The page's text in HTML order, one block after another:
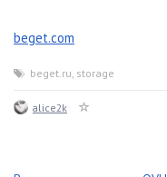
beget.com
beget.ru storage
alice2k